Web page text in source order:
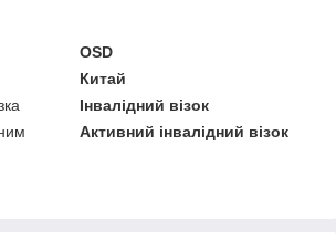
ОSD
Китай
Інвалідний візок
Активний інвалідний візок